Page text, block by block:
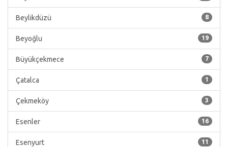
8
Beylikdüzü
19
Beyoğlu
7
Büyükçekmece
1
Çatalca
3
Çekmeköy
16
Esenler
11
Esenyurt